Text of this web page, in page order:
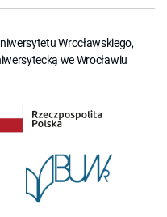
Wrocławskiego,
we Wrocławiu